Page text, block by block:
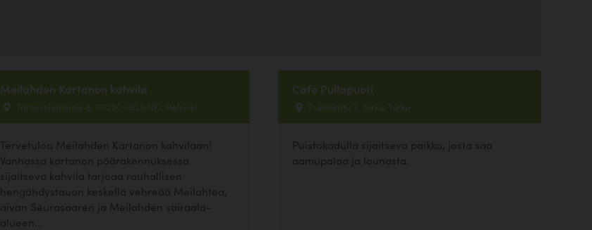
Meilahden Kartanon kahvila
Tamminiementie 8, 00250 HELSINKI, Helsinki
Tervetuloa Meilahden Kartanon kahvilaan!
Vanhassa kartanon päärakennuksessa
sijaitseva kahvila tarjoaa rauhallisen
hengähdystauon keskellä vehreää Meilahtea,
aivan Seurasaaren ja Meilahden sairaala-
alueen...
Cafe Pullapuoti
Puistokatu 3, Turku, Turku
Puistokadulla sijaitseva paikka, josta saa
aamupalaa ja lounasta.